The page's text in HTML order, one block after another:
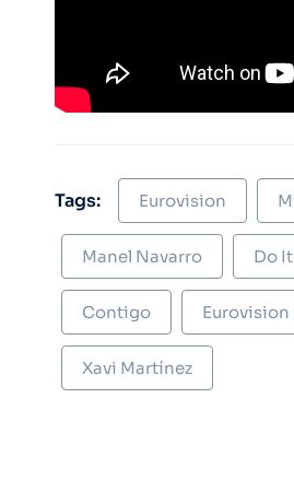
Tags: Eurovision
Manel Navarro Do
Contigo Eurovision
Xavi Martínez